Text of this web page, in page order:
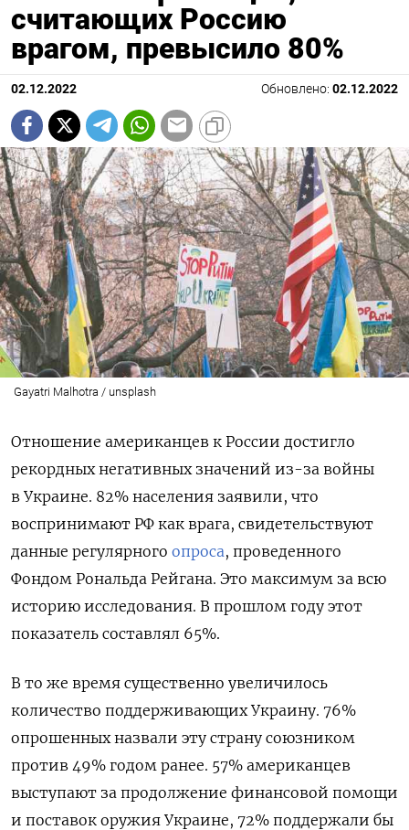
считающих Россию
врагом, превысило 80%
02.12.2022 Обновлено: 02.12.2022
Gayatri Malhotra / unsplash
Отношение американцев к России достигло
рекордных негативных значений из-за войны
в Украине. 82% населения заявили, что
воспринимают РФ как врага, свидетельствуют
данные регулярного опроса, проведенного
Фондом Рональда Рейгана. Это максимум за всю
историю исследования. В прошлом году этот
показатель составлял 65%.
В то же время существенно увеличилось
количество поддерживающих Украину. 76%
опрошенных назвали эту страну союзником
против 49% годом ранее. 57% американцев
выступают за продолжение финансовой помощи
и поставок оружия Украине, 72% поддержали бы